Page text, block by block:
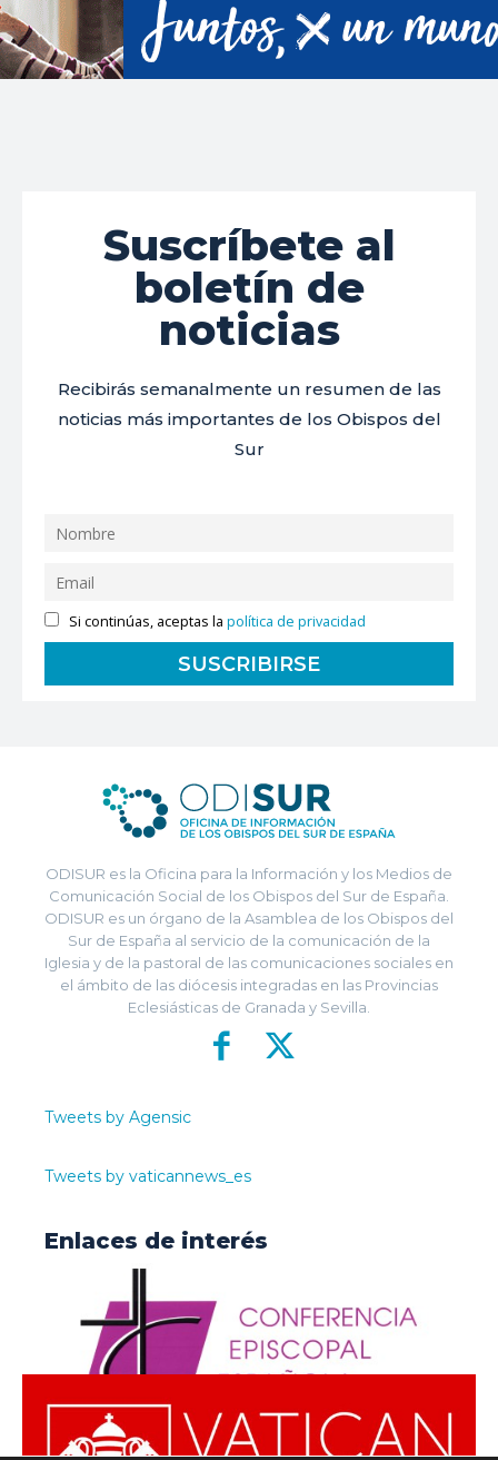
Suscríbete al
boletín de
noticias
Recibirás semanalmente un resumen de las
noticias más importantes de los Obispos del
Sur
Si continúas, aceptas lapolítica de privacidad
ODISUR es la Oficina para la Información y los Medios de
Comunicación Social de los Obispos del Sur de España.
ODISUR es un órgano de la Asamblea de los Obispos del
Sur de España al servicio de la comunicación de la
Iglesia y de la pastoral de las comunicaciones sociales en
el ámbito de las diócesis integradas en las Provincias
Eclesiásticas de Granada y Sevilla.
Tweets by Agensic
Tweets by vaticannews_es
Enlaces de interés